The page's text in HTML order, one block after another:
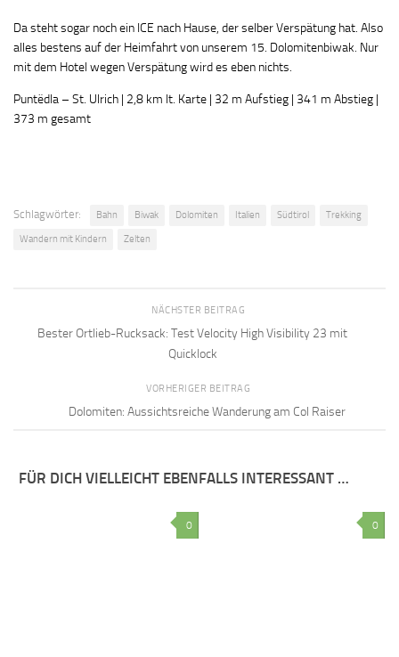
Da steht sogar noch ein ICE nach Hause, der selber Verspätung hat. Also
alles bestens auf der Heimfahrt von unserem 15. Dolomitenbiwak. Nur
mit dem Hotel wegen Verspätung wird es eben nichts.
Puntëdla – St. Ulrich | 2,8 km lt. Karte | 32 m Aufstieg | 341 m Abstieg |
373 m gesamt
Schlagwörter: Bahn Biwak Dolomiten Italien Südtirol Trekking
Wandern mit Kindern Zelten
NÄCHSTER BEITRAG
Bester Ortlieb-Rucksack: Test Velocity High Visibility 23 mit
Quicklock
VORHERIGER BEITRAG
Dolomiten: Aussichtsreiche Wanderung am Col Raiser
FÜR DICH VIELLEICHT EBENFALLS INTERESSANT …
0 0